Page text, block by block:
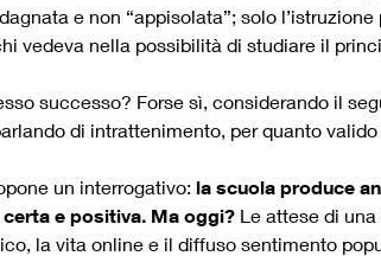
e non “appisolata”; solo
vedeva nella possibilità di studiare il
successo? Forse sì, considerando il
di intrattenimento, per quanto
un interrogativo: la scuola produce
e positiva. Ma oggi? Le attese di
la vita online e il diffuso sentimento